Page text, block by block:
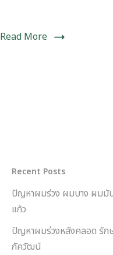
Read More
Recent Posts
ปัญหาผมร่วง ผมบาง ผมมั
แก้ว
ปัญหาผมร่วงหลังคลอด รัก
ภัควัฒน์